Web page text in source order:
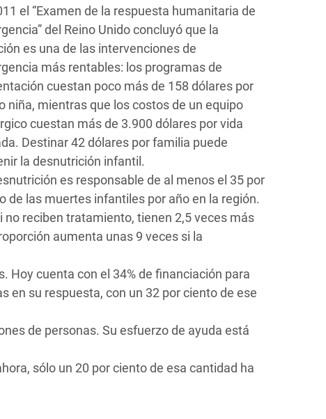
el “Examen de la respuesta humanitaria de
del Reino Unido concluyó que la
es una de las intervenciones de
más rentables: los programas de
cuestan poco más de 158 dólares por
niña, mientras que los costos de un equipo
cuestan más de 3.900 dólares por vida
Destinar 42 dólares por familia puede
la desnutrición infantil.
es responsable de al menos el 35 por
de las muertes infantiles por año en la región.
reciben tratamiento, tienen 2,5 veces más
aumenta unas 9 veces si la
Hoy cuenta con el 34% de financiación para
en su respuesta, con un 32 por ciento de ese
de personas. Su esfuerzo de ayuda está
sólo un 20 por ciento de esa cantidad ha